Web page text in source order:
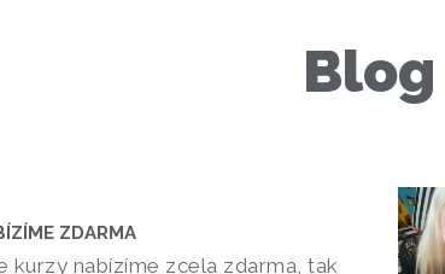
Blog
ZDARMA
kurzy nabízíme zcela zdarma, tak